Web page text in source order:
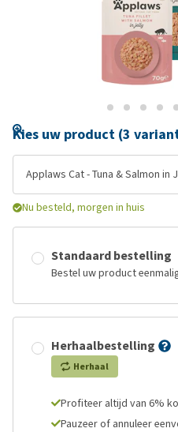
Kies uw product (3
Applaws Cat - Tuna & Salmon in
Nu besteld, morgen in huis
Standaard bestelling
Bestel uw product
Herhaalbestelling
Herhaal
Profiteer altijd van 6%
Pauzeer of annuleer